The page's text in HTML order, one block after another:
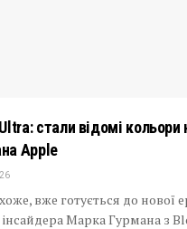
стали відомі кольори
Apple
вже готується до нової
Марка Гурмана з